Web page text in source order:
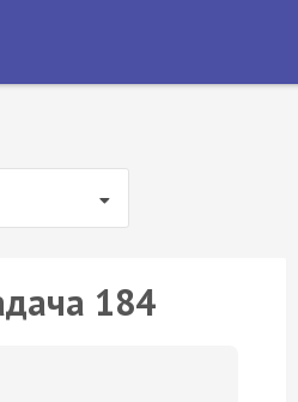
184